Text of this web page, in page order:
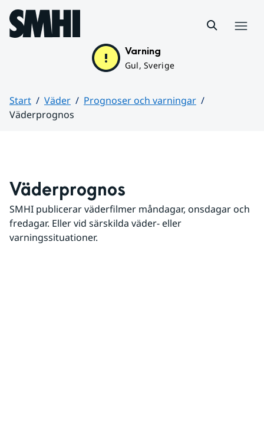
Hoppa till sidans innehåll
Varning
Gul, Sverige
Start Väder
Prognoser och varningar
Väderprognos
Väderprognos
SMHI publicerar väderfilmer måndagar, onsdagar och
fredagar. Eller vid särskilda väder- eller
varningssituationer.